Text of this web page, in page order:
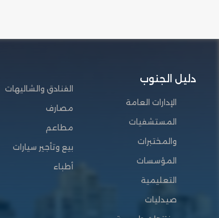
دليل الجنوب
الإدارات العامة
المستشفيات
والمختبرات
المؤسسات
التعليمية
صيدليات
الفنادق والشاليهات
مصارف
مطاعم
بيع وتأجير سيارات
أطباء